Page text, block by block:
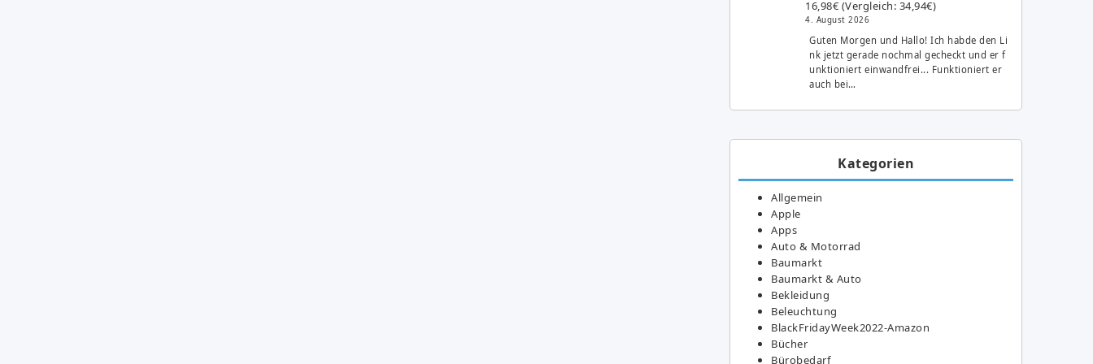
16,98€ (Vergleich: 34,94€)
4. August 2026
Guten Morgen und Hallo! Ich habde den Li
nk jetzt gerade nochmal gecheckt und er f
unktioniert einwandfrei... Funktioniert er
auch bei…
Kategorien
Allgemein
Apple
Apps
Auto & Motorrad
Baumarkt
Baumarkt & Auto
Bekleidung
Beleuchtung
BlackFridayWeek2022-Amazon
Bücher
Bürobedarf